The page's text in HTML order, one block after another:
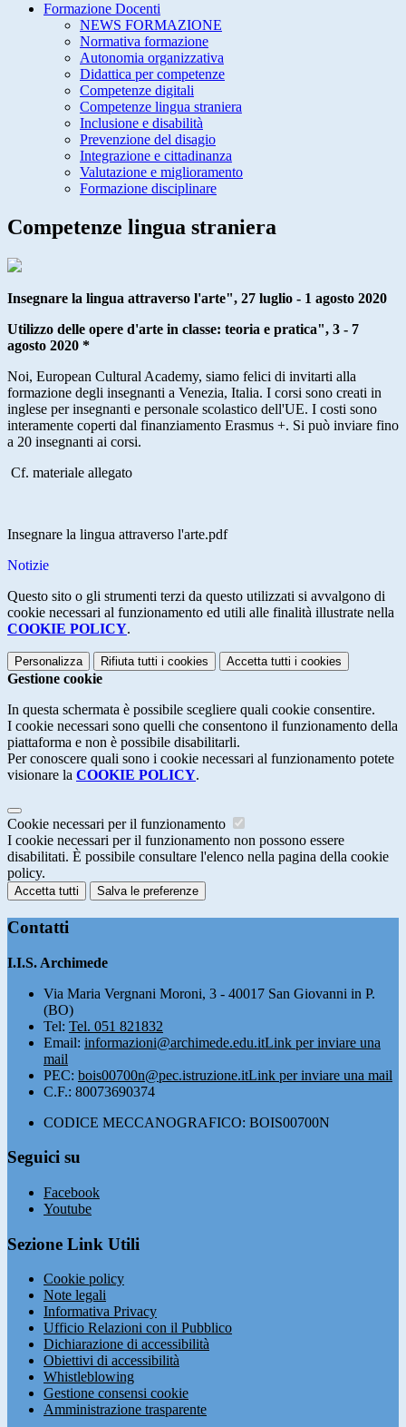
Formazione Docenti
NEWS FORMAZIONE
Normativa formazione
Autonomia organizzativa
Didattica per competenze
Competenze digitali
Competenze lingua straniera
Inclusione e disabilità
Prevenzione del disagio
Integrazione e cittadinanza
Valutazione e miglioramento
Formazione disciplinare
Competenze lingua straniera
Insegnare la lingua attraverso l'arte", 27 luglio - 1 agosto 2020
Utilizzo delle opere d'arte in classe: teoria e pratica", 3 - 7
agosto 2020 *
Noi, European Cultural Academy, siamo felici di invitarti alla
formazione degli insegnanti a Venezia, Italia. I corsi sono creati in
inglese per insegnanti e personale scolastico dell'UE. I costi sono
interamente coperti dal finanziamento Erasmus +. Si può inviare fino
a 20 insegnanti ai corsi.
Cf. materiale allegato
Insegnare la lingua attraverso l'arte.pdf
Notizie
Questo sito o gli strumenti terzi da questo utilizzati si avvalgono di
cookie necessari al funzionamento ed utili alle finalità illustrate nella
COOKIE POLICY.
Personalizza Rifiuta tutti i cookies Accetta tutti i cookies
Gestione cookie
In questa schermata è possibile scegliere quali cookie consentire.
I cookie necessari sono quelli che consentono il funzionamento della
piattaforma e non è possibile disabilitarli.
Per conoscere quali sono i cookie necessari al funzionamento potete
visionare la COOKIE POLICY.
Cookie necessari per il funzionamento
I cookie necessari per il funzionamento non possono essere
disabilitati. È possibile consultare l'elenco nella pagina della cookie
policy.
Accetta tutti Salva le preferenze
Contatti
I.I.S. Archimede
Via Maria Vergnani Moroni, 3 - 40017 San Giovanni in P.
(BO)
Tel: Tel. 051 821832
Email: informazioni@archimede.edu.itLink per inviare una
mail
PEC: bois00700n@pec.istruzione.itLink per inviare una mail
C.F.: 80073690374
CODICE MECCANOGRAFICO: BOIS00700N
Seguici su
Facebook
Youtube
Sezione Link Utili
Cookie policy
Note legali
Informativa Privacy
Ufficio Relazioni con il Pubblico
Dichiarazione di accessibilità
Obiettivi di accessibilità
Whistleblowing
Gestione consensi cookie
Amministrazione trasparente